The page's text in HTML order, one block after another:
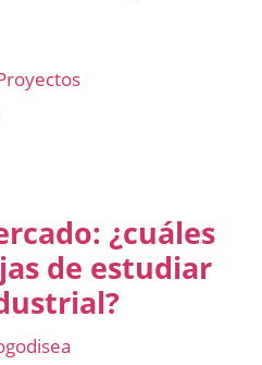
¿cuáles
de estudiar